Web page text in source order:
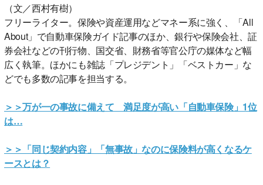
（文／西村有樹）
フリーライター。保険や資産運用などマネー系に強く、「All
About」で自動車保険ガイド記事のほか、銀行や保険会社、証
券会社などの刊行物、国交省、財務省等官公庁の媒体など幅
広く執筆。ほかにも雑誌「プレジデント」「ベストカー」な
どでも多数の記事を担当する。
＞＞万が一の事故に備えて 満足度が高い「自動車保険」1位
は…
＞＞「同じ契約内容」「無事故」なのに保険料が高くなるケ
ースとは？